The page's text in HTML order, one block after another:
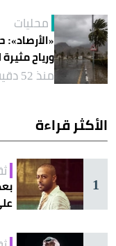
محليات
ورياح مثيرة
منذ 52 دقيقة
الأكثر قراءة
1